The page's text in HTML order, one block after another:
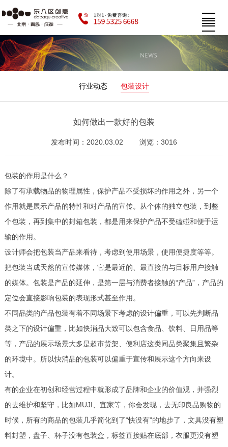
行业动态 包装设计
如何做出一款好的包装
发布时间：2020.03.02 浏览：3016
包装的作用是什么？
除了有承载物品的物理属性，保护产品不受损坏的作用之外，另一个
作用就是展示产品的特性和对产品的宣传。从个体的独立包装，到整
个包装，再到集中的封箱包装，都是用来保护产品不受磕碰和便于运
输的作用。
设计师会把包装当产品来看待，考虑到使用场景，使用便捷度等等。
把包装当成天然的宣传媒体，它是最近的、最直接的与目标用户接触
的媒体。包装是产品的延伸，是第一层与消费者接触的“产品”，产品的
定位会直接影响包装的表现形式甚至作用。
不同品类的产品包装有着不同场景下考虑的设计偏重，可以先判断品
类之下的设计偏重，比如快消品大致可以包含食品、饮料、日用品等
等，产品的展示场景大多是超市货架、便利店这类同品类聚集且繁杂
的环境中。所以快消品的包装可以偏重于宣传和展示这个方向来设
计。
有的企业在初创和经营过程中就形成了品牌和企业的价值观，并强烈
的去维护和坚守，比如MUJI、宜家等，你会发现，去无印良品购物的
时候，所有的商品的包装几乎简化到了“快没有”的地步了，文具没有塑
料封塑，盘子、杯子没有包装盒，标签直接贴在底部，衣服更没有塑